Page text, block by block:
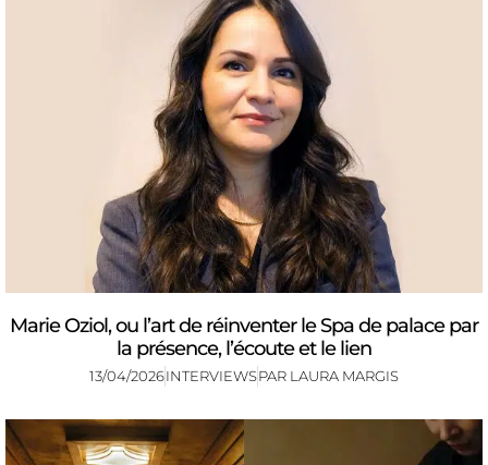
Marie Oziol, ou l’art de réinventer le Spa de palace par
la présence, l’écoute et le lien
13/04/2026INTERVIEWSPAR LAURA MARGIS